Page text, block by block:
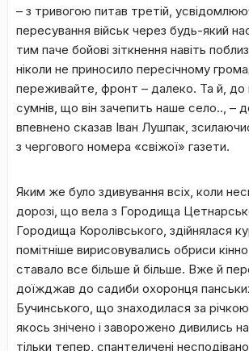
– з тривогою питав третій,
пересування військ через будь-який
тим паче бойові зіткнення навіть
ніколи не приносило пересічному
переживайте, фронт – далеко. Та й, до
сумнів, що він зачепить наше село.., –
впевнено сказав Іван Лушпак,
з чергового номера «свіжої» газети.
Яким же було здивування всіх, коли
дорозі, що вела з Городища
Городища Королівського, здійнялася
помітніше вирисовувались обриси
ставало все більше й більше. Вже й
доїжджав до садиби охоронця
Бучинського, що знаходилася за
якось знічено і заворожено дивились
тільки тепер, спантеличені